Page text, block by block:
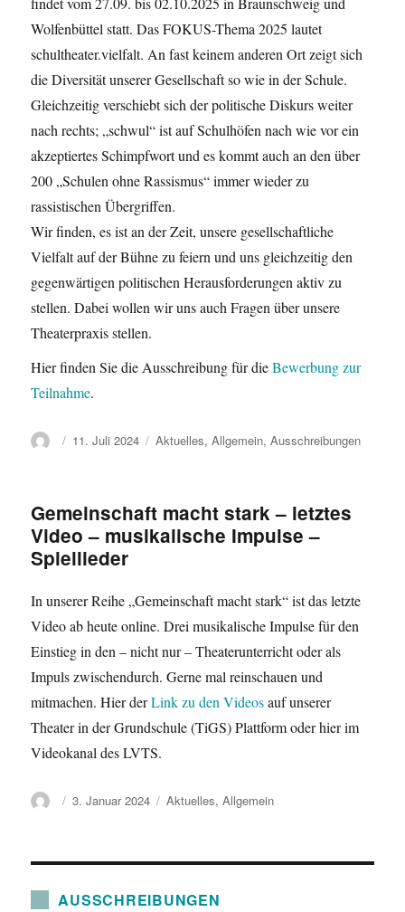
Wolfenbüttel statt. Das FOKUS-Thema 2025 lautet
schultheater.vielfalt. An fast keinem anderen Ort zeigt sich
die Diversität unserer Gesellschaft so wie in der Schule.
Gleichzeitig verschiebt sich der politische Diskurs weiter
nach rechts; „schwul“ ist auf Schulhöfen nach wie vor ein
akzeptiertes Schimpfwort und es kommt auch an den über
200 „Schulen ohne Rassismus“ immer wieder zu
rassistischen Übergriffen.
Wir finden, es ist an der Zeit, unsere gesellschaftliche
Vielfalt auf der Bühne zu feiern und uns gleichzeitig den
gegenwärtigen politischen Herausforderungen aktiv zu
stellen. Dabei wollen wir uns auch Fragen über unsere
Theaterpraxis stellen.
Hier finden Sie die Ausschreibung für dieBewerbung zur
Teilnahme.
AutorVeröffentlicht
11. Juli 2024 Kategorien
Aktuelles,Allgemein,Ausschreibungen
Gemeinschaft macht stark – letztes
Video – musikalische Impulse –
Spiellieder
In unserer Reihe „Gemeinschaft macht stark“ ist das letzte
Video ab heute online. Drei musikalische Impulse für den
Einstieg in den – nicht nur – Theaterunterricht oder als
Impuls zwischendurch. Gerne mal reinschauen und
mitmachen. Hier derLink zu den Videosauf unserer
Theater in der Grundschule (TiGS) Plattform oder hier im
Videokanal des LVTS.
AutorVeröffentlicht
3. Januar 2024 Kategorien
Aktuelles,Allgemein
AUSSCHREIBUNGEN